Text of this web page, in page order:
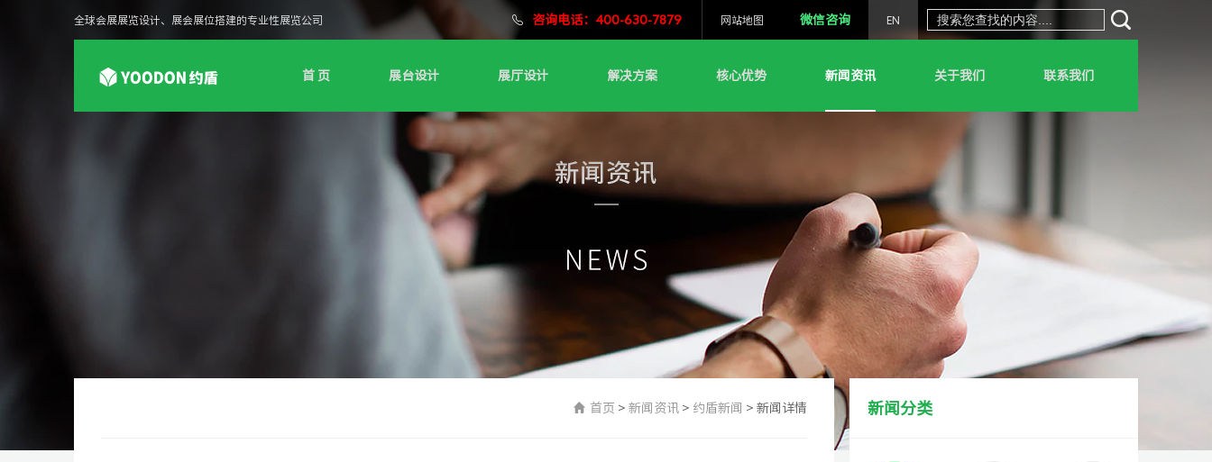
全球会展展览设计、展会展位搭建的专业性展览公司 咨询电话：400-630-7879 网站地图 微信咨询 EN
首 页 展台设计 展厅设计 解决方案 核心优势 新闻资讯 关于我们 联系我们
首页 > 新闻资讯 > 约盾新闻 > 新闻详情 新闻分类